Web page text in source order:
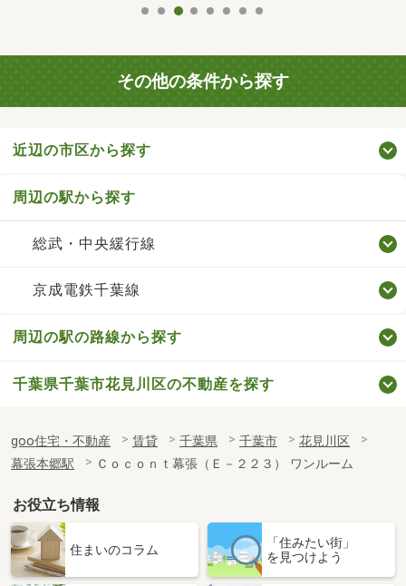
その他の条件から探す
近辺の市区から探す
周辺の駅から探す
総武・中央緩行線
京成電鉄千葉線
周辺の駅の路線から探す
千葉県千葉市花見川区の不動産を探す
goo住宅・不動産 賃貸 千葉県 千葉市
花見川区
幕張本郷駅
Ｃｏｃｏｎｔ幕張（Ｅ－２２３） ワンルーム
お役立ち情報
住まいのコラム
「住みたい街」
を見つけよう